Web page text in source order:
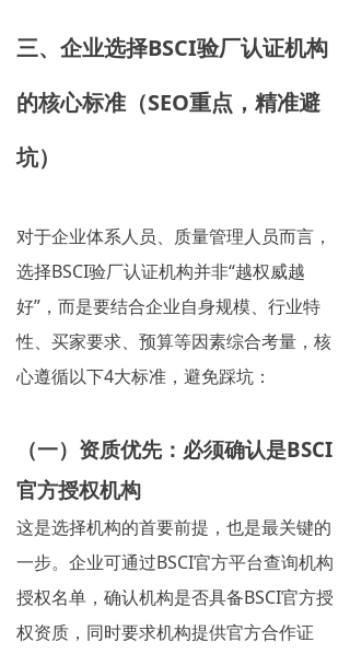
三、企业选择BSCI验厂认证机构
的核心标准（SEO重点，精准避
坑）
对于企业体系人员、质量管理人员而言，
选择BSCI验厂认证机构并非“越权威越
好”，而是要结合企业自身规模、行业特
性、买家要求、预算等因素综合考量，核
心遵循以下4大标准，避免踩坑：
（一）资质优先：必须确认是BSCI
官方授权机构
这是选择机构的首要前提，也是最关键的
一步。企业可通过BSCI官方平台查询机构
授权名单，确认机构是否具备BSCI官方授
权资质，同时要求机构提供官方合作证